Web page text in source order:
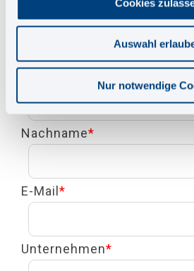
Cookies
Auswahl
Nur notwendige
Anrede*
Nachname*
E-Mail*
Unternehmen*